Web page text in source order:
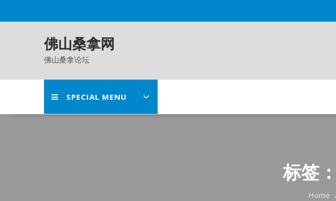
佛山桑拿网
佛山桑拿论坛
SPECIAL MENU
标签：
Home